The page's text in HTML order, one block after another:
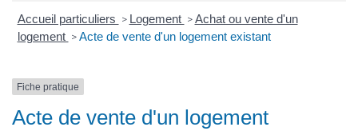
Accueil particuliers > Logement > Achat ou vente d'un
logement > Acte de vente d'un logement existant
Fiche pratique
Acte de vente d'un logement